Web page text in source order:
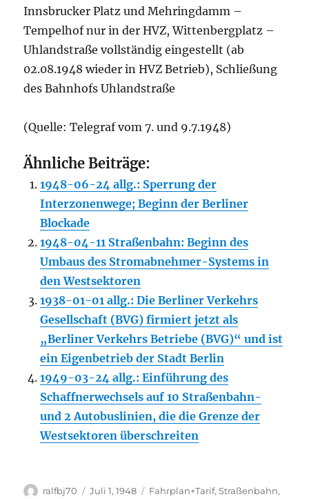
Innsbrucker Platz und Mehringdamm –
Tempelhof nur in der HVZ, Wittenbergplatz –
Uhlandstraße vollständig eingestellt (ab
02.08.1948 wieder in HVZ Betrieb), Schließung
des Bahnhofs Uhlandstraße
(Quelle: Telegraf vom 7. und 9.7.1948)
Ähnliche Beiträge:
1948-06-24 allg.: Sperrung der
Interzonenwege; Beginn der Berliner
Blockade
1948-04-11 Straßenbahn: Beginn des
Umbaus des Stromabnehmer-Systems in
den Westsektoren
1938-01-01 allg.: Die Berliner Verkehrs
Gesellschaft (BVG) firmiert jetzt als
„Berliner Verkehrs Betriebe (BVG)“ und ist
ein Eigenbetrieb der Stadt Berlin
1949-03-24 allg.: Einführung des
Schaffnerwechsels auf 10 Straßenbahn-
und 2 Autobuslinien, die die Grenze der
Westsektoren überschreiten
Autor
ralfbj70
Veröffentlicht
Juli 1, 1948 Kategorien
Fahrplan+Tarif,Straßenbahn,